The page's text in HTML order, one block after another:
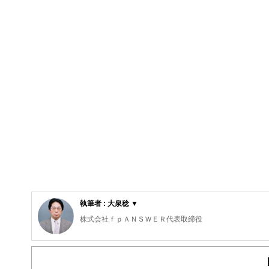
執筆者 : 大泉稔 ▼
株式会社ｆｐＡＮＳＷＥＲ代表取締役
専門学校東京スクールオブビジネス非常勤講師
刑務所職員、電鉄系タクシー会社事故係、社会保険庁ね